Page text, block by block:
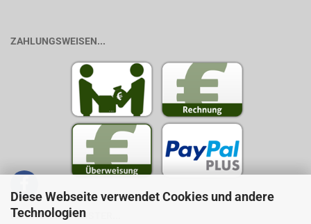
Diese Webseite verwendet Cookies und andere
Technologien
ZAHLUNGSWEISEN...
PAKETDIENSTLEISTER...